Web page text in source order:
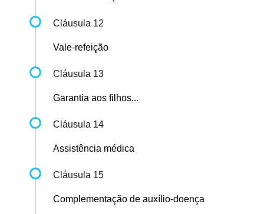
Cláusula 12
Vale-refeição
Cláusula 13
Garantia aos filhos...
Cláusula 14
Assistência médica
Cláusula 15
Complementação de auxílio-doença